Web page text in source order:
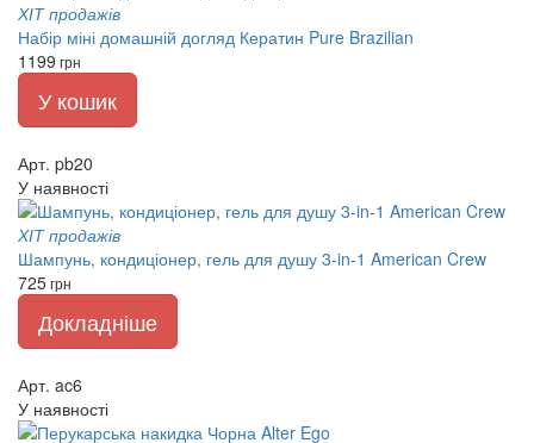
ХІТ продажів
Набір міні домашній догляд Кератин Pure Brazilian
1199 грн
У кошик
Арт. pb20
У наявності
ХІТ продажів
Шампунь, кондиціонер, гель для душу 3-in-1 American Crew
725грн
Докладніше
Арт. ac6
У наявності